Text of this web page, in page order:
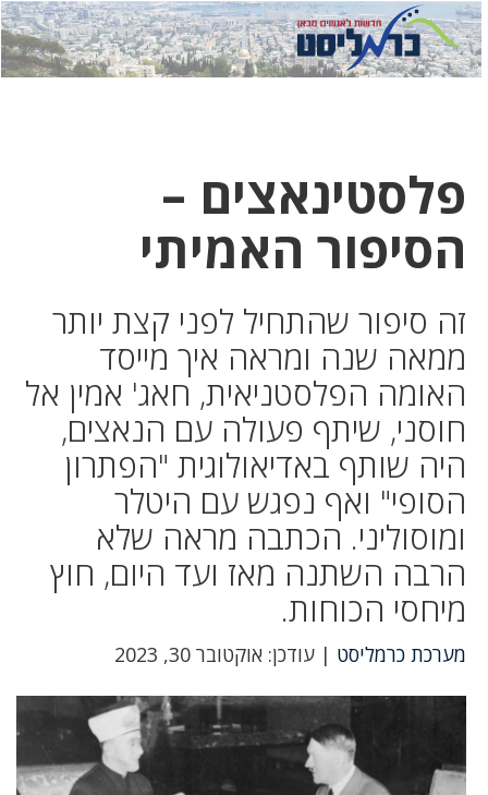
לחץ
כאן
לחץ
כדי
פלסטינאצים –
הסיפור האמיתי
זה סיפור שהתחיל לפני קצת יותר
ממאה שנה ומראה איך מייסד
האומה הפלסטניאית, חאג' אמין אל
חוסני, שיתף פעולה עם הנאצים,
היה שותף באדיאולוגית "הפתרון
הסופי" ואף נפגש עם היטלר
ומוסוליני. הכתבה מראה שלא
הרבה השתנה מאז ועד היום, חוץ
מיחסי הכוחות.
מערכת כרמליסט | עודכן: אוקטובר 30, 2023